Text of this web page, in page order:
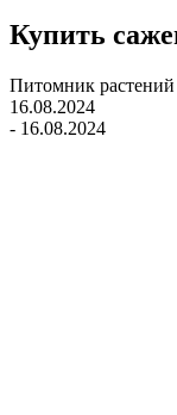
Купить
Питомник растений
16.08.2024
- 16.08.2024